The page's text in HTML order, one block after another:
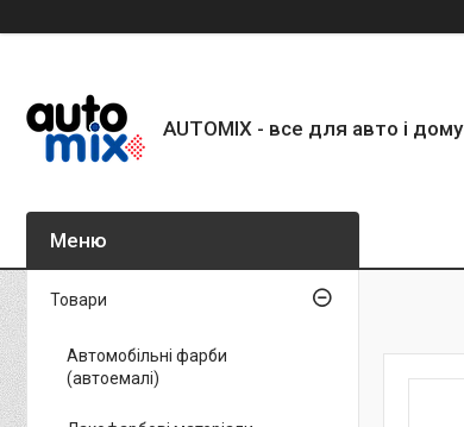
AUTOMIX - все для авто і дому
Товари
Автомобільні фарби
(автоемалі)